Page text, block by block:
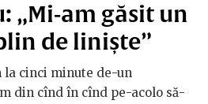
„Mi-am găsit un
de liniște”
cinci minute de-un
din cînd în cînd pe-acolo să-